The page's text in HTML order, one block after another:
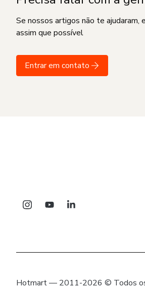
Se nossos artigos não te
assim que possível
Entrar em contato
Hotmart — 2011-2026 © Todos